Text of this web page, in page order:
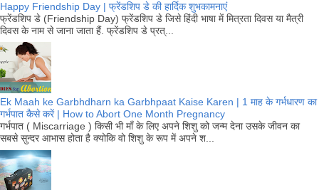
Happy Friendship Day | फ्रेंडशिप डे की हार्दिक शुभकामनाएं
फ्रेंडशिप डे (Friendship Day) फ्रेंडशिप डे जिसे हिंदी भाषा में मित्रता दिवस या मैत्री
दिवस के नाम से जाना जाता हैं. फ्रेंडशिप डे प्रत्...
Ek Maah ke Garbhdharn ka Garbhpaat Kaise Karen | 1 माह के गर्भधारण का
गर्भपात कैसे करें | How to Abort One Month Pregnancy
गर्भपात ( Miscarriage ) किसी भी माँ के लिए अपने शिशु को जन्म देना उसके जीवन का
सबसे सुन्दर आभास होता है क्योकि वो शिशु के रूप में अपने श...